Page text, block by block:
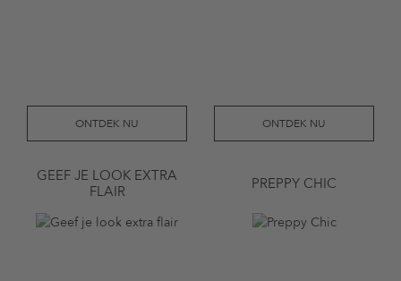
ONTDEK NU ONTDEK NU
GEEF JE LOOK EXTRA
FLAIR
PREPPY CHIC